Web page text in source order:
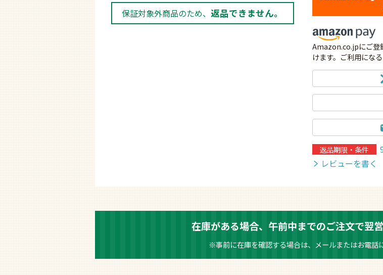
保証対象外商品のため、返品できません。
Amazon.co.jpにご登
けます。ご利用にな
返品期限・条件
レビューを書く
在庫がある場合、午前中までのご注文で翌
※事前に在庫を確認する場合は、メールまたはお電話